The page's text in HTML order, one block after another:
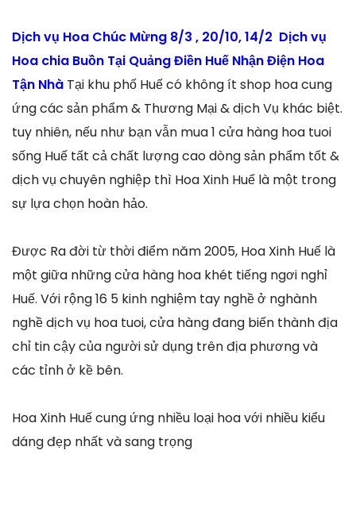
Dịch vụ Hoa Chúc Mừng 8/3 , 20/10, 14/2 Dịch vụ
Hoa chia Buồn Tại Quảng Điền Huế Nhận Điện Hoa
Tận Nhà Tại khu phố Huế có không ít shop hoa cung
ứng các sản phẩm & Thương Mại & dịch Vụ khác biệt.
tuy nhiên, nếu như bạn vẫn mua 1 cửa hàng hoa tuoi
sống Huế tất cả chất lượng cao dòng sản phẩm tốt &
dịch vụ chuyên nghiệp thì Hoa Xinh Huế là một trong
sự lựa chọn hoàn hảo.
Được Ra đời từ thời điểm năm 2005, Hoa Xinh Huế là
một giữa những cửa hàng hoa khét tiếng ngơi nghỉ
Huế. Với rộng 16 5 kinh nghiệm tay nghề ở nghành
nghề dịch vụ hoa tuoi, cửa hàng đang biến thành địa
chỉ tin cậy của người sử dụng trên địa phương và
các tỉnh ở kề bên.
Hoa Xinh Huế cung ứng nhiều loại hoa với nhiều kiểu
dáng đẹp nhất và sang trọng